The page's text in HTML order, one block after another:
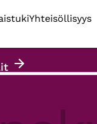
Yhteisöllisyys